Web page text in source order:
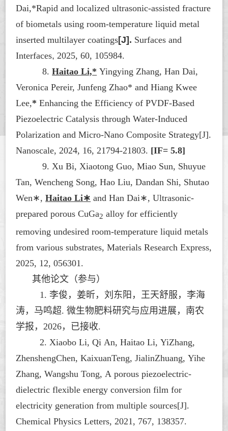
Dai,*Rapid and localized ultrasonic-assisted fracture
of biometals using room-temperature liquid metal
inserted multilayer coatings[J]. Surfaces and
Interfaces, 2025, 60, 105984.
8.Haitao Li,* Yingying Zhang, Han Dai,
Veronica Pereir, Junfeng Zhao* and Hiang Kwee
Lee,* Enhancing the Efficiency of PVDF-Based
Piezoelectric Catalysis through Water-Induced
Polarization and Micro-Nano Composite Strategy[J].
Nanoscale, 2024, 16, 21794-21803. [IF= 5.8]
9. Xu Bi, Xiaotong Guo, Miao Sun, Shuyue
Tan, Wencheng Song, Hao Liu, Dandan Shi, Shutao
Wen∗,Haitao Li∗ and Han Dai∗, Ultrasonic-
prepared porous CuGa2 alloy for efficiently
removing undesired room-temperature liquid metals
from various substrates,Materials Research Express,
2025, 12, 056301.
其他论文（参与）
1. 李俊，姜昕，刘东阳，王天舒服，李海
涛，马鸣超.微生物肥料研究与应用进展，南农
学报，2026，已接收.
2. Xiaobo Li, Qi An, Haitao Li, YiZhang,
ZhenshengChen, KaixuanTeng, JialinZhuang, Yihe
Zhang, Wangshu Tong, A porous piezoelectric-
dielectric flexible energy conversion film for
electricity generation from multiple sources[J].
Chemical Physics Letters, 2021, 767, 138357.